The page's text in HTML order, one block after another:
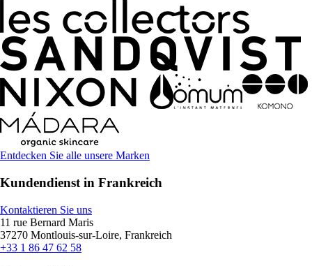
Entdecken Sie alle unsere Marken
Kundendienst in Frankreich
Kontaktieren Sie uns
11 rue Bernard Maris
37270 Montlouis-sur-Loire, Frankreich
+33 1 86 47 62 58